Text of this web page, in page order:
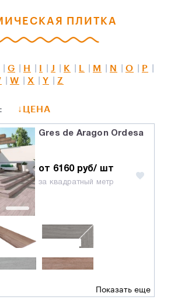
ПЛИТКА
G H J K M N O
P
W X Y Z
ЦЕНА
Gres de Aragon Ordesa
от 6160 руб/ шт
за квадратный метр
Показать еще